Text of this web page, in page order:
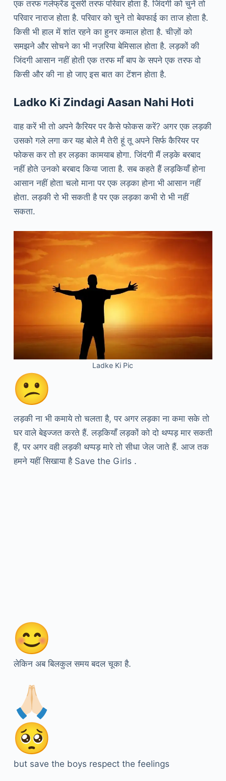
एक तरफ गर्लफ्रेंड दूसरी तरफ परिवार होता है. जिंदगी को चुने तो
परिवार नाराज होता है. परिवार को चुने तो बेवफाई का ताज होता है.
किसी भी हाल में शांत रहने का हुनर ​​कमाल होता है. चीज़ों को
समझने और सोचने का भी नज़रिया बेमिसाल होता है. लड़कों की
जिंदगी आसान नहीं होती एक तरफ माँ बाप के सपने एक तरफ वो
किसी और की ना हो जाए इस बात का टेंशन होता है.
Ladko Ki Zindagi Aasan Nahi Hoti
वाह करें भी तो अपने कैरियर पर कैसे फोकस करें? अगर एक लड़की
उसको गले लगा कर यह बोले मै तेरी हूं तू अपने सिर्फ कैरियर पर
फोकस कर तो हर लड़का कामयाब होगा. जिंदगी मैं लड़के बरबाद
नहीं होते उनको बरबाद किया जाता है. सब कहते हैं लड़कियाँ होना
आसान नहीं होता चलो माना पर एक लड़का होना भी आसान नहीं
होता. लड़की रो भी सकती है पर एक लड़का कभी रो भी नहीं
सकता.
Ladke Ki Pic
लड़की ना भी कमाये तो चलता है, पर अगर लड़का ना कमा सके तो
घर वाले बेइज्जत करते हैं. लड़कियाँ लड़कों को दो थप्पड़ मार सकती
हैं, पर अगर वही लड़की थप्पड़ मारे तो सीधा जेल जाते हैं. आज तक
हमने यहीं सिखाया है Save the Girls .
लेकिन अब बिलकुल समय बदल चूका है.
but save the boys respect the feelings